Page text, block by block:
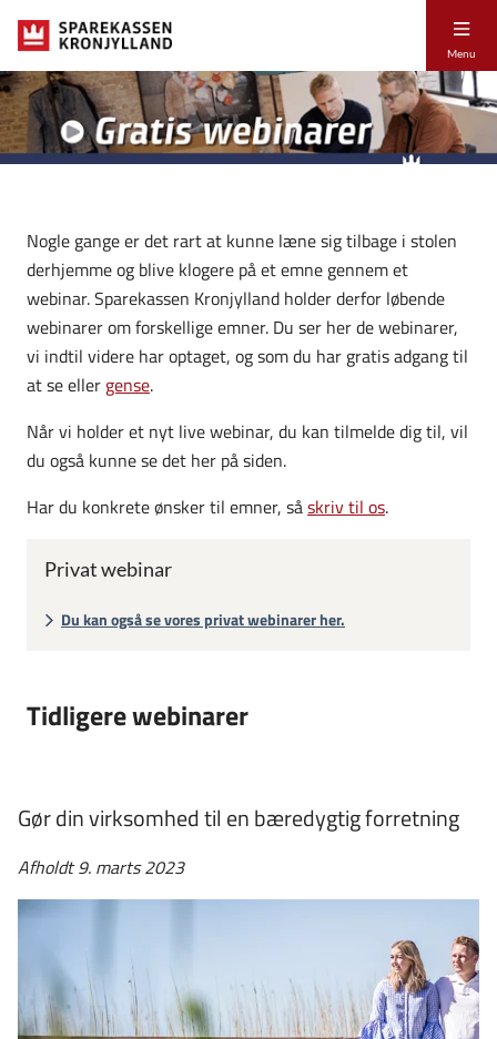
Menu
Nogle gange er det rart at kunne læne sig tilbage i stolen
derhjemme og blive klogere på et emne gennem et
webinar. Sparekassen Kronjylland holder derfor løbende
webinarer om forskellige emner. Du ser her de webinarer,
vi indtil videre har optaget, og som du har gratis adgang til
at se eller gense.
Når vi holder et nyt live webinar, du kan tilmelde dig til, vil
du også kunne se det her på siden.
Har du konkrete ønsker til emner, såskriv til os.
Privat webinar
Du kan også se vores privat webinarer her.
Tidligere webinarer
Gør din virksomhed til en bæredygtig forretning
Afholdt 9. marts 2023